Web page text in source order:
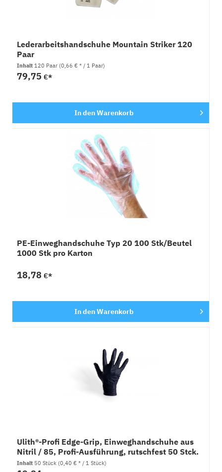
Lederarbeitshandschuhe Mountain Striker 120
Paar
Inhalt120 Paar (0,66 € * / 1 Paar)
79,75€*
In denWarenkorb
PE-Einweghandschuhe Typ 20 100 Stk/Beutel
1000 Stk pro Karton
18,78€*
In denWarenkorb
Ulith®-Profi Edge-Grip, Einweghandschuhe aus
Nitril / 85, Profi-Ausführung, rutschfest 50 Stck.
Inhalt 50 Stück (0,40 € * / 1 Stück)